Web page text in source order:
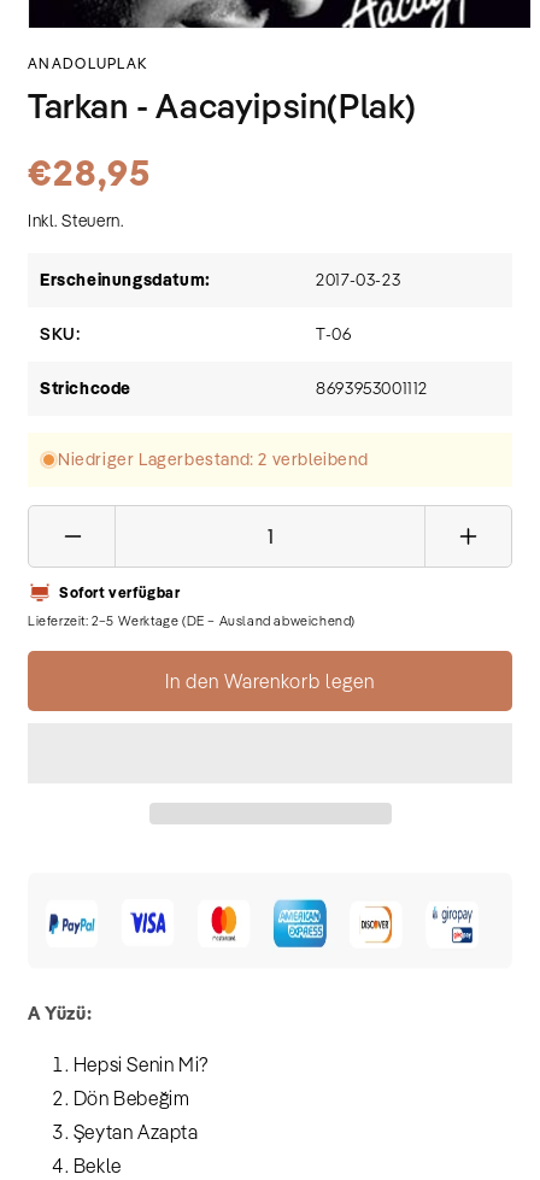
1
in
Modal
öffnen
ANADOLUPLAK
Tarkan - Aacayipsin(Plak)
Normaler
Preis
€28,95
Inkl. Steuern.
Erscheinungsdatum: 2017-03-23
SKU: T-06
Strichcode 8693953001112
Niedriger Lagerbestand: 2 verbleibend
die
Menge
für
Tarkan
Erhöhe
die
Tarkan
Sofort verfügbar
Lieferzeit: 2–5 Werktage (DE – Ausland abweichend)
In den Warenkorb legen
A Yüzü:
Hepsi Senin Mi?
Dön Bebeğim
Şeytan Azapta
Bekle